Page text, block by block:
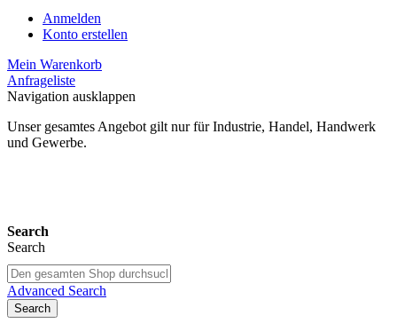
Anmelden
Konto erstellen
Mein Warenkorb
Anfrageliste
Navigation ausklappen
Unser gesamtes Angebot gilt nur für Industrie, Handel, Handwerk
und Gewerbe.
Search
Search
Advanced Search
Search